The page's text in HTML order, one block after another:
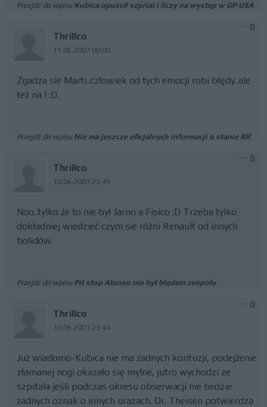
Przejdź do wpisu Kubica opuścił szpital i liczy na występ w GP USA
Thrillco
11.06.2007 00:00
0
Zgadza sie Marti..człowiek od tych emocji robi błędy..ale
też na I :D
Przejdź do wpisu Nie ma jeszcze oficjalnych informacji o stanie RK
Thrillco
10.06.2007 23:49
0
Noo..tylko że to nie był Jarno a Fisico :D Trzeba tylko
dokładniej wiedzieć czym sie różni Renault od innych
bolidów.
Przejdź do wpisu Pit stop Alonso nie był błędem zespołu
Thrillco
10.06.2007 23:44
0
Już wiadomo-Kubica nie ma żadnych kontuzji, podejżenie
złamanej nogi okazało się mylne, jutro wychodzi ze
szpitala jeśli podczas okresu obserwacji nie bedzie
żadnych oznak o innych urazach. Dr. Theisen potwierdza